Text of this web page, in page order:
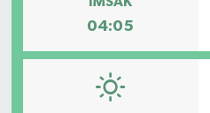
04:05